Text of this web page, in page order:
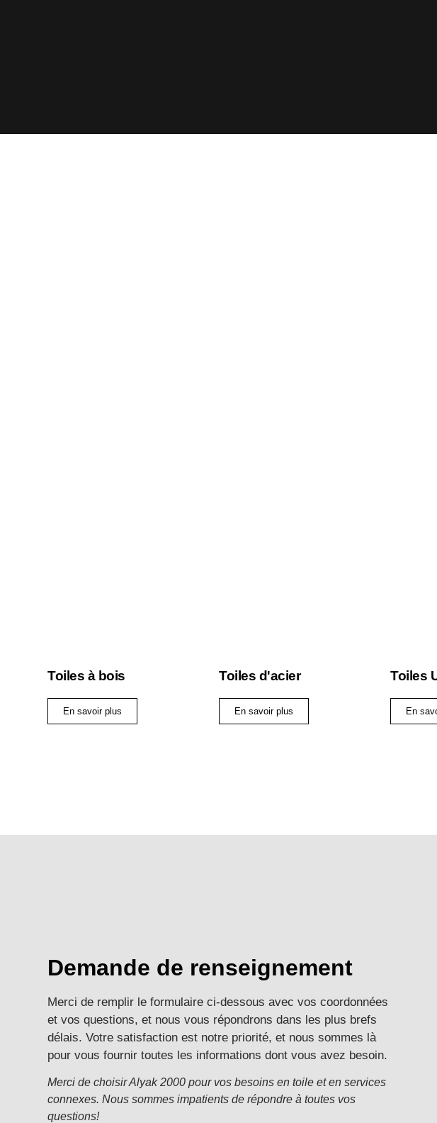
Toiles à bois
En savoir plus
Toiles d'acier
En savoir plus
Toiles
En
Demande de renseignement
Merci de remplir le formulaire ci-dessous avec vos coordonnées
et vos questions, et nous vous répondrons dans les plus brefs
délais. Votre satisfaction est notre priorité, et nous sommes là
pour vous fournir toutes les informations dont vous avez besoin.
Merci de choisir Alyak 2000 pour vos besoins en toile et en services
connexes. Nous sommes impatients de répondre à toutes vos
questions!